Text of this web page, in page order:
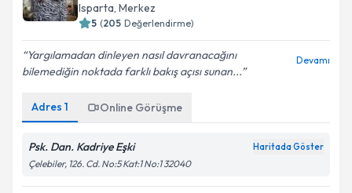
Isparta, Merkez
5 (205 Değerlendirme)
Yargılamadan dinleyen nasıl davranacağını
bilemediğin noktada farklı bakış açısı sunan...
Devamı
Adres 1 Online Görüşme
Psk. Dan. Kadriye Eşki Haritada Göster
Çelebiler, 126. Cd. No:5 Kat:1 No:1 32040